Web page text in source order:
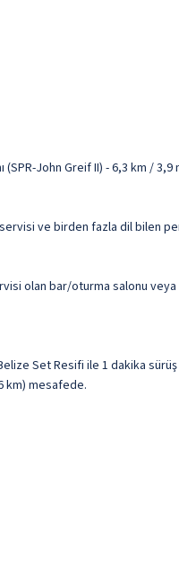
John Greif II) - 6,3 km /
ve birden fazla dil
olan bar/oturma salonu veya
Set Resifi ile 1 dakika
km) mesafede.